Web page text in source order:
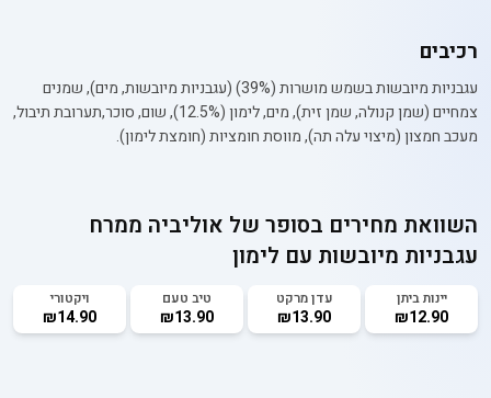
רכיבים
עגבניות מיובשות בשמש מושרות (39%) (עגבניות מיובשות, מים), שמנים
צמחיים (שמן קנולה, שמן זית), מים, לימון (12.5%), שום, סוכר,תערובת תיבול,
מעכב חמצון (מיצוי עלה תה), מווסת חומציות (חומצת לימון).
השוואת מחירים בסופר של אוליביה ממרח
עגבניות מיובשות עם לימון
יינות ביתן
₪12.90
עדן מרקט
₪13.90
טיב טעם
₪13.90
ויקטורי
₪14.90